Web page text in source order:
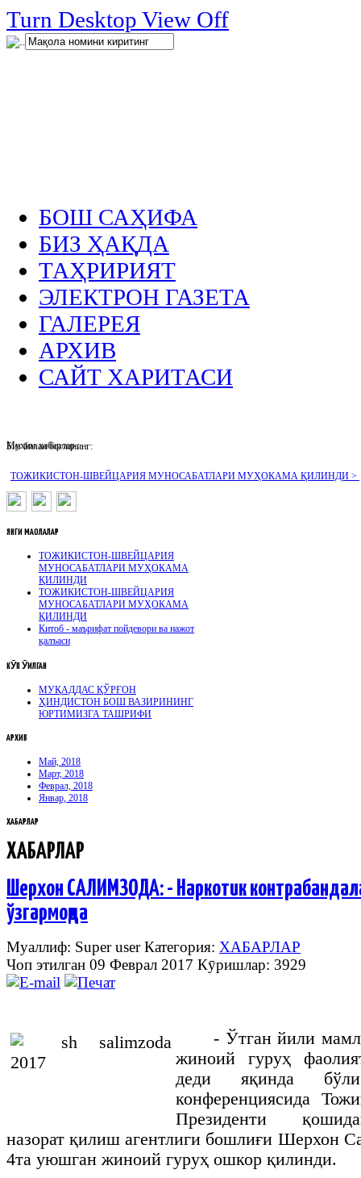
Turn Desktop View Off
.
БОШ САҲИФА
БИЗ ҲАҚДА
ТАҲРИРИЯТ
ЭЛЕКТРОН ГАЗЕТА
ГАЛЕРЕЯ
АРХИВ
САЙТ ХАРИТАСИ
Муҳим хабарлар :
ТОЖИКИСТОН-ШВЕЙЦАРИЯ МУНОСАБАТЛАРИ МУҲОКАМА ҚИЛИНДИ >
Биз билан боғланинг:
ЯНГИ МАҚОЛАЛАР
ТОЖИКИСТОН-ШВЕЙЦАРИЯ
МУНОСАБАТЛАРИ МУҲОКАМА
ҚИЛИНДИ
ТОЖИКИСТОН-ШВЕЙЦАРИЯ
МУНОСАБАТЛАРИ МУҲОКАМА
ҚИЛИНДИ
Китоб - маърифат пойдевори ва нажот
қалъаси
КӮП ӮҚИЛГАН
МУҚАДДАС ҚЎРҒОН
ҲИНДИСТОН БОШ ВАЗИРИНИНГ
ЮРТИМИЗГА ТАШРИФИ
АРХИВ
Май, 2018
Март, 2018
Феврал, 2018
Январ, 2018
ХАБАРЛАР
ХАБАРЛАР
Шерхон САЛИМЗОДА: - Наркотик
ўзгармоқда
Муаллиф: Super userКатегория: ХАБАРЛАР
Чоп этилган 09 Феврал 2017 Кӯришлар: 3929
- Ўтган йили
жиноий гуруҳ
деди яқинда
конференциясида
Президенти
назорат қилиш агентлиги бошлиғи Шерхон
4та уюшган жиноий гуруҳ ошкор қилинди.